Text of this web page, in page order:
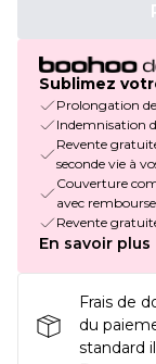
Sublimez
Prolongation
Indemnisation
Revente
seconde vie à
Couverture
avec
Revente
En savoir plus
Frais de
du
standard